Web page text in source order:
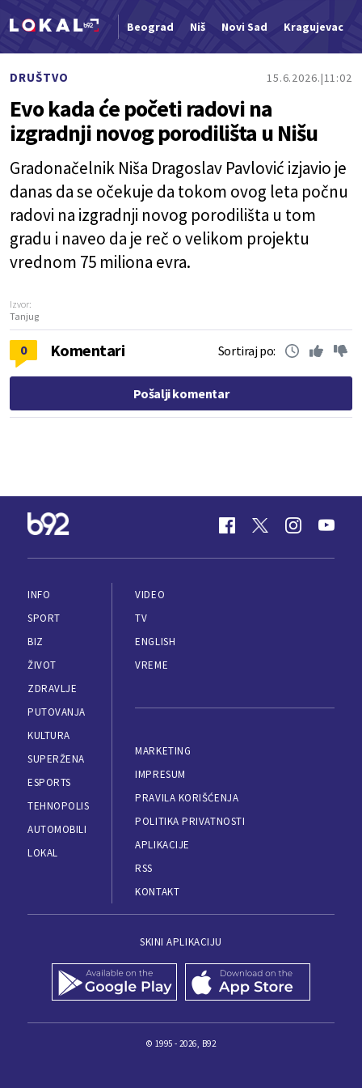
Beograd Niš Novi Sad Kragujevac
DRUŠTVO 15.6.2026. 11:02
Evo kada će početi radovi na
izgradnji novog porodilišta u Nišu
Gradonačelnik Niša Dragoslav Pavlović izjavio je
danas da se očekuje da tokom ovog leta počnu
radovi na izgradnji novog porodilišta u tom
gradu i naveo da je reč o velikom projektu
vrednom 75 miliona evra.
Izvor:
Tanjug
0 Komentari Sortiraj po:
Pošalji komentar
INFO
SPORT
BIZ
ŽIVOT
ZDRAVLJE
PUTOVANJA
KULTURA
SUPERŽENA
ESPORTS
TEHNOPOLIS
AUTOMOBILI
LOKAL
VIDEO
TV
ENGLISH
VREME
MARKETING
IMPRESUM
PRAVILA KORIŠĆENJA
POLITIKA PRIVATNOSTI
APLIKACIJE
RSS
KONTAKT
SKINI APLIKACIJU
© 1995 - 2026, B92